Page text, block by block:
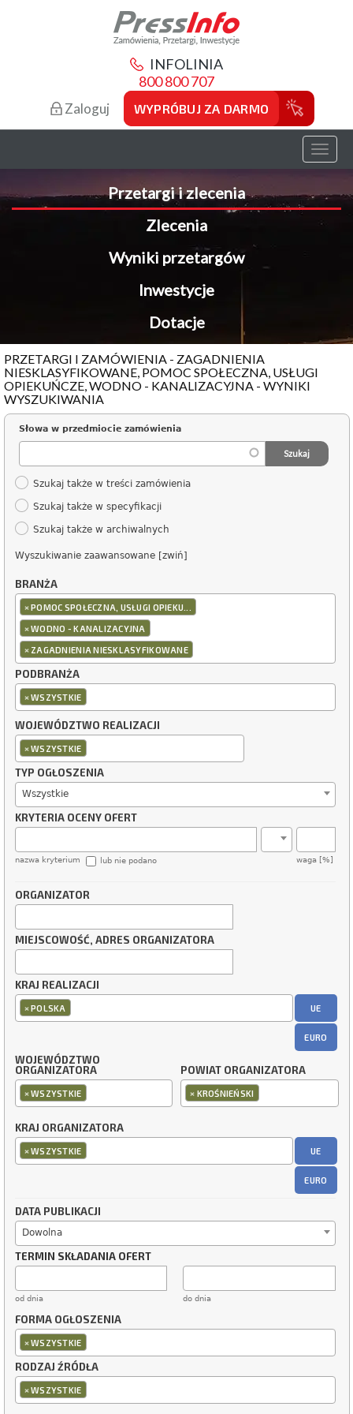
INFOLINIA
800 800 707
Zaloguj WYPRÓBUJ ZA DARMO
Toggle
Przetargi i zlecenia
Zlecenia
Wyniki przetargów
Inwestycje
Dotacje
PRZETARGI I ZAMÓWIENIA - ZAGADNIENIA
NIESKLASYFIKOWANE, POMOC SPOŁECZNA, USŁUGI
OPIEKUŃCZE, WODNO - KANALIZACYJNA - WYNIKI
WYSZUKIWANIA
Słowa w przedmiocie zamówienia
Szukaj także w treści zamówienia
Szukaj także w specyfikacji
Szukaj także w archiwalnych
Wyszukiwanie zaawansowane [zwiń]
BRANŻA
×POMOC SPOŁECZNA, USŁUGI OPIEKU...
×WODNO - KANALIZACYJNA
× ZAGADNIENIA NIESKLASYFIKOWANE
PODBRANŻA
×WSZYSTKIE
WOJEWÓDZTWO REALIZACJI
×WSZYSTKIE
TYP OGŁOSZENIA
Wszystkie
KRYTERIA OCENY OFERT
nazwa kryterium waga [%]
lub nie podano
ORGANIZATOR
MIEJSCOWOŚĆ, ADRES ORGANIZATORA
KRAJ REALIZACJI
×POLSKA UE
EURO
WOJEWÓDZTWO
ORGANIZATORA
×WSZYSTKIE
POWIAT ORGANIZATORA
× KROŚNIEŃSKI
KRAJ ORGANIZATORA
×WSZYSTKIE UE
EURO
DATA PUBLIKACJI
Dowolna
TERMIN SKŁADANIA OFERT
od dnia do dnia
FORMA OGŁOSZENIA
×WSZYSTKIE
RODZAJ ŹRÓDŁA
×WSZYSTKIE